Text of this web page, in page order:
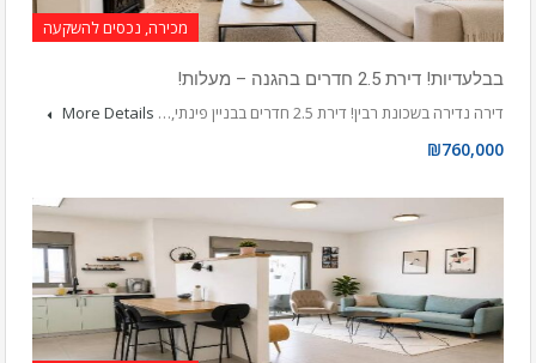
מכירה, נכסים להשקעה
בבלעדיות! דירת 2.5 חדרים בהגנה – מעלות!
דירה נדירה בשכונת רבין! דירת 2.5 חדרים בבניין פינתי,…
More Details
₪760,000